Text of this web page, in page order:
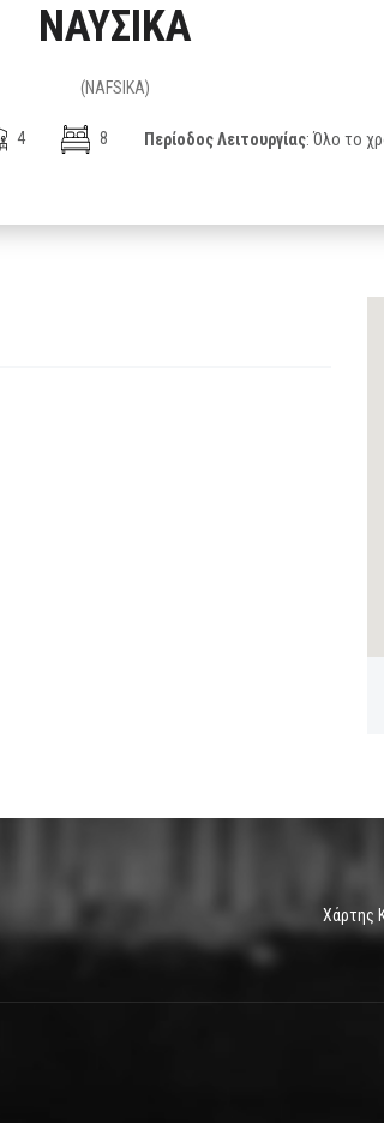
ΝΑΥΣΙΚΑ
(NAFSIKA)
4
8 Περίοδος Λειτουργίας: Όλο το
Χάρτης